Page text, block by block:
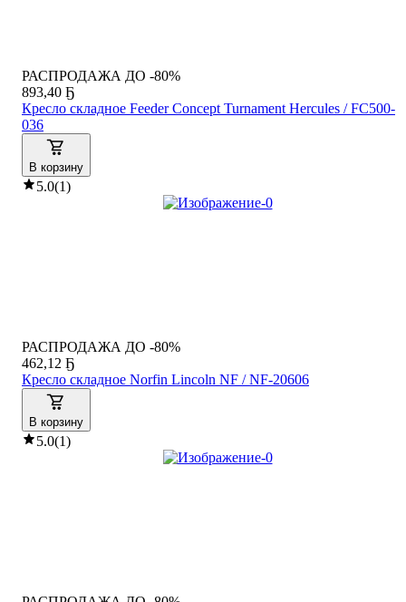
РАСПРОДАЖА ДО -80%
893,40 Ҕ
Кресло складное Feeder Concept Turnament Hercules / FC500-
036
В корзину
5.0(1)
РАСПРОДАЖА ДО -80%
462,12 Ҕ
Кресло складное Norfin Lincoln NF / NF-20606
В корзину
5.0(1)